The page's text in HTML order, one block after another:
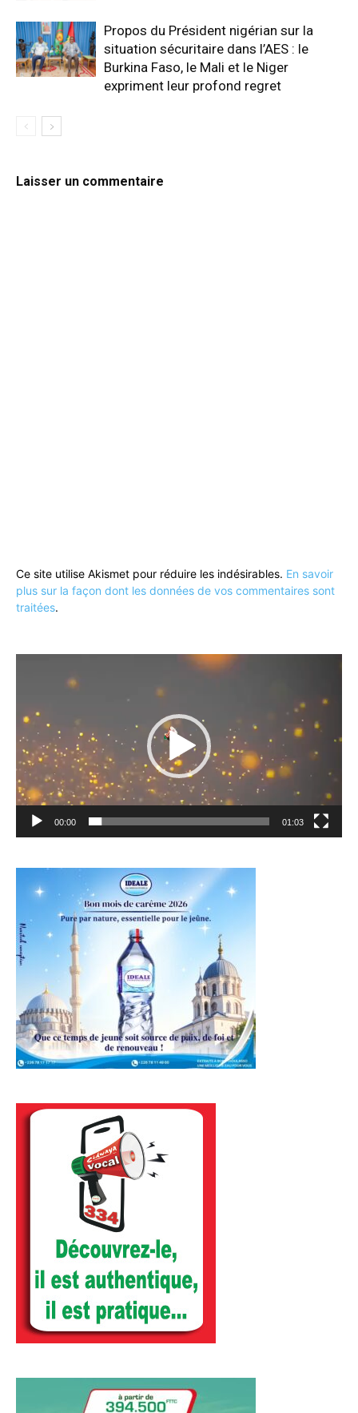
Propos du Président nigérian sur la
situation sécuritaire dans l’AES : le
Burkina Faso, le Mali et le Niger
expriment leur profond regret
Laisser un commentaire
Ce site utilise Akismet pour réduire les indésirables. En savoir
plus sur la façon dont les données de vos commentaires sont
traitées.
00:00 01:03